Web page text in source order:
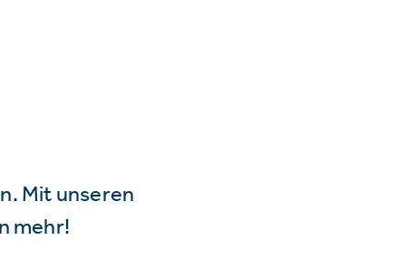
Mit unseren
mehr!